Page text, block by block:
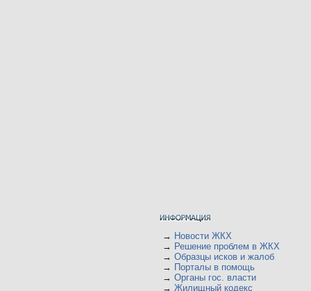
→ Новости ЖКХ
→ Решение проблем в ЖКХ
→ Образцы исков и жалоб
→ Порталы в помощь
→ Органы гос. власти
→ Жилищный кодекс